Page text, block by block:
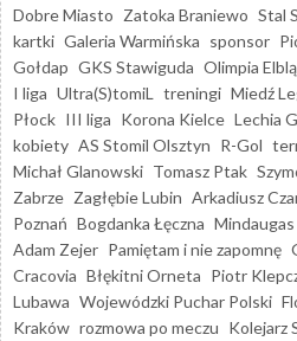
Dobre Miasto Zatoka Braniewo Stal
kartki Galeria Warmińska sponsor
Gołdap GKS Stawiguda Olimpia
I liga Ultra(S)tomiL treningi Miedź
Płock III liga Korona Kielce Lechia
kobiety AS Stomil Olsztyn R-Gol
Michał Glanowski Tomasz Ptak
Zabrze Zagłębie Lubin Arkadiusz
Poznań Bogdanka Łęczna
Adam Zejer Pamiętam i nie zapomnę
Cracovia Błękitni Orneta Piotr
Lubawa Wojewódzki Puchar Polski
Kraków rozmowa po meczu Kolejarz